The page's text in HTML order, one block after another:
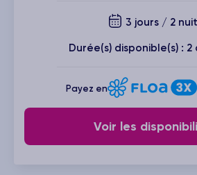
3 jours / 2
Durée(s) disponible(s) : 2
Payez en
Voir les